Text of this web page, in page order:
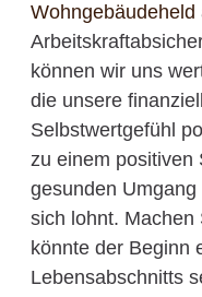
Wohngebäudeheld
können wir uns
die unsere
Selbstwertgefühl
zu einem positiven
gesunden
sich lohnt. Machen
könnte der Beginn
Lebensabschnitts